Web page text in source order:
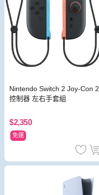
Nintendo Switch 2 Joy-Con 2
控制器 左右手套組
$2,350
免運